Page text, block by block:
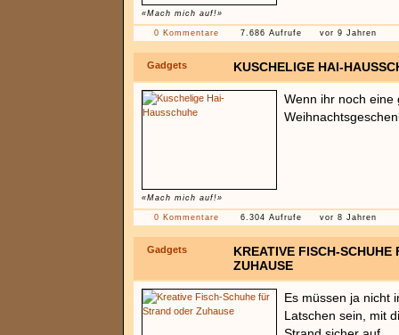
«Mach mich auf!»
0 Kommentare 7.686 Aufrufe vor 9 Jahren
Gadgets KUSCHELIGE HAI-
«Mach mich auf!»
Wenn ihr noch eine
0 Kommentare 6.304 Aufrufe vor 8 Jahren
Gadgets
KREATIVE FISCH-SCHUHE
ZUHAUSE
Es müssen ja nicht
Latschen sein, mit